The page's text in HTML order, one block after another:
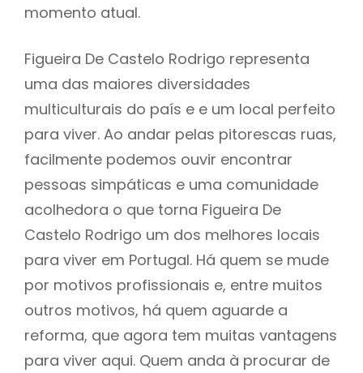
momento atual.
Figueira De Castelo Rodrigo representa
uma das maiores diversidades
multiculturais do país e e um local perfeito
para viver. Ao andar pelas pitorescas ruas,
facilmente podemos ouvir encontrar
pessoas simpáticas e uma comunidade
acolhedora o que torna Figueira De
Castelo Rodrigo um dos melhores locais
para viver em Portugal. Há quem se mude
por motivos profissionais e, entre muitos
outros motivos, há quem aguarde a
reforma, que agora tem muitas vantagens
para viver aqui. Quem anda à procurar de